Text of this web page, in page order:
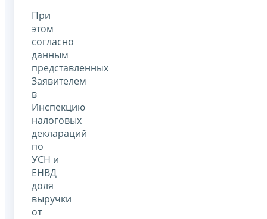
При
этом
согласно
данным
представленных
Заявителем
в
Инспекцию
налоговых
деклараций
по
УСН и
ЕНВД
доля
выручки
от